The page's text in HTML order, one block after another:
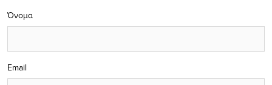
Όνομα
Email